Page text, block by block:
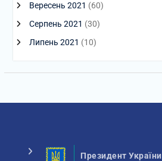
Вересень 2021 (60)
Серпень 2021 (30)
Липень 2021 (10)
Президент України